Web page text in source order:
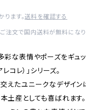
ります。送料を確認する
注文で国内送料が無料になり
彩な表情やポーズをギュ
コレ）」シリーズ。
えたユニークなデザイン
土産としても喜ばれます。